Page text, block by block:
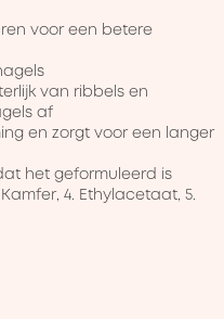
voor een betere
van ribbels en
af
en zorgt voor een langer
het geformuleerd is
4. Ethylacetaat, 5.